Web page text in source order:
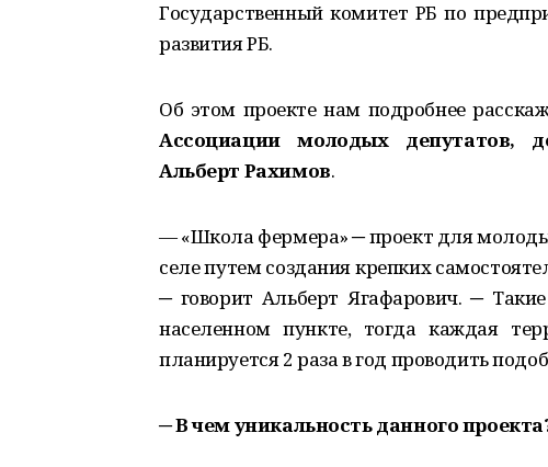
Государственный комитет РБ по
развития РБ.
Об этом проекте нам подробнее
Ассоциации молодых депутатов,
Альберт Рахимов.
— «Школа фермера» ─ проект для
селе путем создания крепких
─ говорит Альберт Ягафарович. ─
населенном пункте, тогда каждая
планируется 2 раза в год проводить
─В чем уникальность данного